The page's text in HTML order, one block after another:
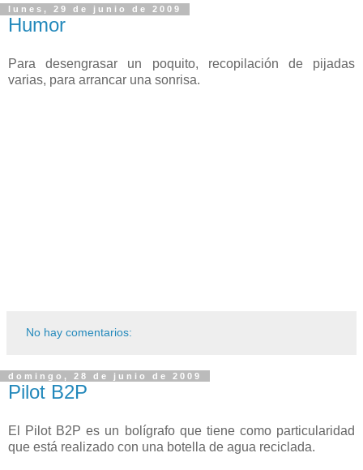
lunes, 29 de junio de 2009
Humor
Para desengrasar un poquito, recopilación de pijadas
varias, para arrancar una sonrisa.
No hay comentarios:
domingo, 28 de junio de 2009
Pilot B2P
El Pilot B2P es un bolígrafo que tiene como particularidad
que está realizado con una botella de agua reciclada.